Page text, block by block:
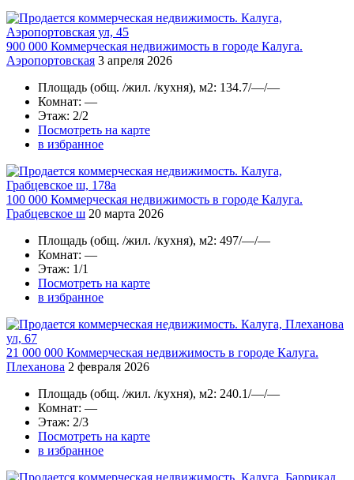
900 000 Коммерческая недвижимость в городе Калуга.
Аэропортовская 3 апреля 2026
Площадь (общ. /жил. /кухня), м2: 134.7/—/—
Комнат: —
Этаж: 2/2
Посмотреть на карте
в избранное
100 000 Коммерческая недвижимость в городе Калуга.
Грабцевское ш 20 марта 2026
Площадь (общ. /жил. /кухня), м2: 497/—/—
Комнат: —
Этаж: 1/1
Посмотреть на карте
в избранное
21 000 000 Коммерческая недвижимость в городе Калуга.
Плеханова 2 февраля 2026
Площадь (общ. /жил. /кухня), м2: 240.1/—/—
Комнат: —
Этаж: 2/3
Посмотреть на карте
в избранное